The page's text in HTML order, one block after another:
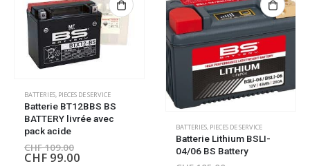
BATTERIES PIECES DE SERVICE
Batterie Lithium BSLI-
04/06 BS Battery
,PIECES DE SERVICE
Batterie BT7BBS BS
Battery équivalente à
CHF93.00 CHF84.00